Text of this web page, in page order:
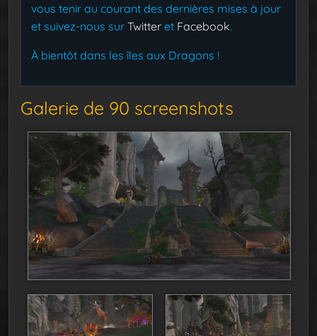
vous tenir au courant des dernières mises à jour
et suivez-nous sur Twitter et Facebook.
À bientôt dans les îles aux Dragons !
Galerie de 90 screenshots